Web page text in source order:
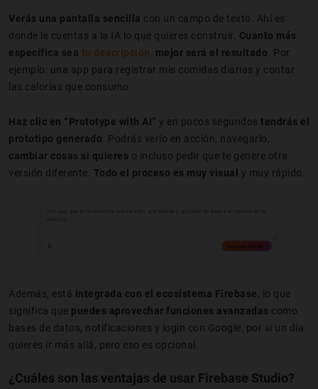
Verás una pantalla sencilla con un campo de texto. Ahí es
donde le cuentas a la IA lo que quieres construir. Cuanto más
específica sea tu descripción, mejor será el resultado . Por
ejemplo: una app para registrar mis comidas diarias y contar
las calorías que consumo.
Haz clic en “Prototype with AI” y en pocos segundos tendrás el
prototipo generado . Podrás verlo en acción, navegarlo,
cambiar cosas si quieres o incluso pedir que te genere otra
versión diferente. Todo el proceso es muy visual y muy rápido.
Además, está integrada con el ecosistema Firebase , lo que
significa que puedes aprovechar funciones avanzadas como
bases de datos, notificaciones y login con Google, por si un día
quieres ir más allá, pero eso es opcional.
¿Cuáles son las ventajas de usar Firebase Studio?